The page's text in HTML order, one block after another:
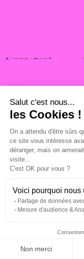
Et si
Parce qu’un
moyenne des
Salut c'est nous...
les Cookies !
On a attendu d'être sûrs
ce site vous intéresse
déranger, mais on
visite...
C'est OK pour vous ?
Voici pourquoi nous
Partage de données
Mesure d'audience &
Non merci